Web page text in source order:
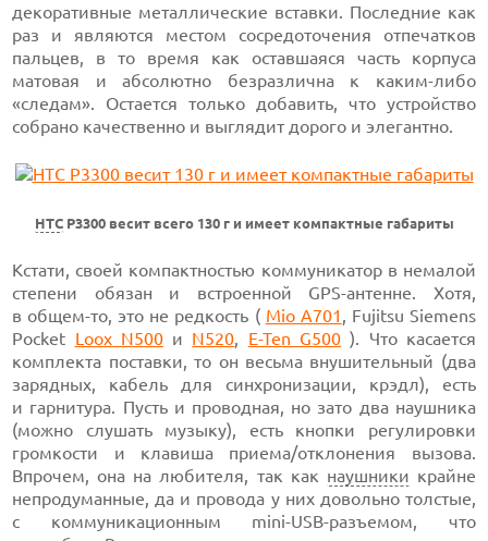
декоративные металлические вставки. Последние как
раз и являются местом сосредоточения отпечатков
пальцев, в то время как оставшаяся часть корпуса
матовая и абсолютно безразлична к каким-либо
«следам». Остается только добавить, что устройство
собрано качественно и выглядит дорого и элегантно.
HTCP3300 весит всего 130 г и имеет компактные габариты
Кстати, своей компактностью коммуникатор в немалой
степени обязан и встроенной GPS-антенне. Хотя,
в общем-то, это не редкость ( Mio A701 , Fujitsu Siemens
Pocket Loox N500и N520, E-Ten G500). Что касается
комплекта поставки, то он весьма внушительный (два
зарядных, кабель для синхронизации, крэдл), есть
и гарнитура. Пусть и проводная, но зато два наушника
(можно слушать музыку), есть кнопки регулировки
громкости и клавиша приема/отклонения вызова.
Впрочем, она на любителя, так как наушники крайне
непродуманные, да и провода у них довольно толстые,
с коммуникационным mini-USB-разъемом, что